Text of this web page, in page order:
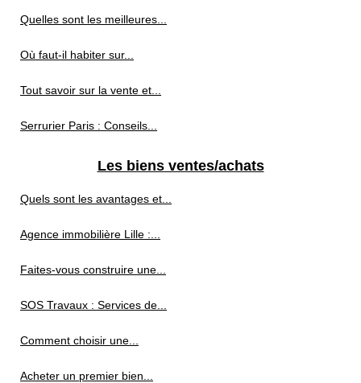
Quelles sont les meilleures...
Où faut-il habiter sur...
Tout savoir sur la vente et...
Serrurier Paris : Conseils...
Les biens ventes/achats
Quels sont les avantages et...
Agence immobilière Lille :...
Faites-vous construire une...
SOS Travaux : Services de...
Comment choisir une...
Acheter un premier bien...